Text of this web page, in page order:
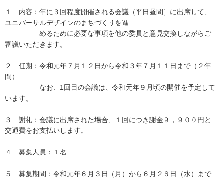
１ 内容：年に３回程度開催される会議（平日昼間）に出席して、
ユニバーサルデザインのまちづくりを進
めるために必要な事項を他の委員と意見交換しながらご
審議いただきます。
２ 任期：令和元年７月１２日から令和３年７月１１日まで（２年
間）
なお、1回目の会議は、令和元年９月頃の開催を予定して
います。
３ 謝礼：会議に出席された場合、１回につき謝金９，９００円と
交通費をお支払いします。
４ 募集人員：１名
５ 募集期間：令和元年６月３日（月）から６月２６日（水）まで